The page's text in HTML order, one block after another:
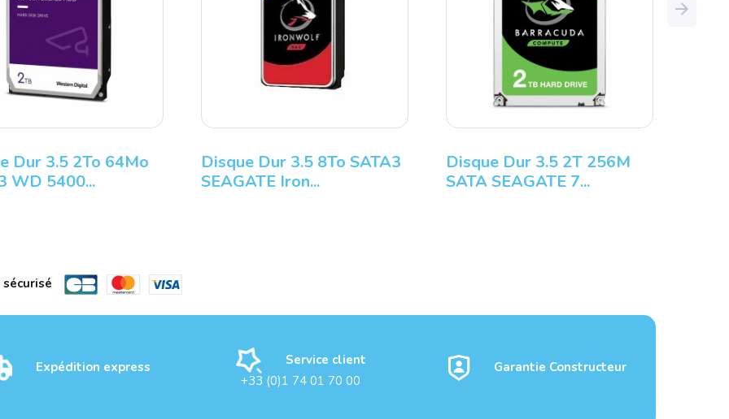
Dur 3.5 2To 64Mo
WD 5400...
Disque Dur 3.5 8To SATA3
SEAGATE Iron...
Disque Dur 3.5 2T 256M
SATA SEAGATE 7...
Next
Expédition express
Service client
+33 (0)1 74 01 70 00
Garantie Constructeur